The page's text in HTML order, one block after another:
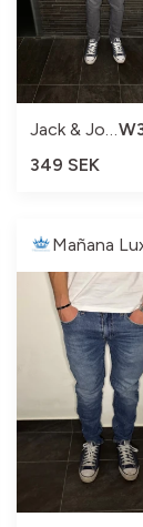
349 SEK